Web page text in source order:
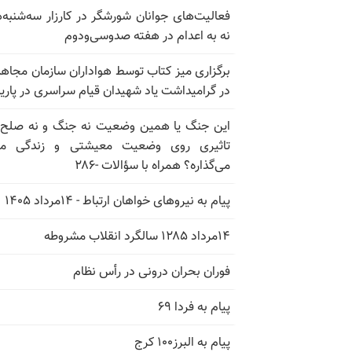
فعالیت‌های جوانان شورشگر در کارزار
نه به اعدام در هفته صدوسی‌و‌دوم
برگزاری میز کتاب توسط هواداران سازمان
در گرامیداشت یاد شهیدان قیام سراسری در
این جنگ یا همین وضعیت نه جنگ و نه
تاثیری روی وضعیت معیشتی و زندگی
می‌گذاره؟ همراه با سؤالات -۲۸۶
پیام به نیروهای خواهان ارتباط - ۱۴مرداد ۱۴۰۵
۱۴مرداد ۱۲۸۵ سالگرد انقلاب مشروطه
فوران بحران درونی در رأس نظام
پیام به فردا ۶۹
پیام به البرز۱۰۰ کرج